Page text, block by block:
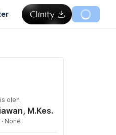
oleh
M.Kes.
None